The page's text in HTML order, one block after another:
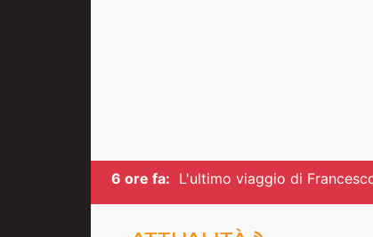
6 ore fa: L'ultimo viaggio di